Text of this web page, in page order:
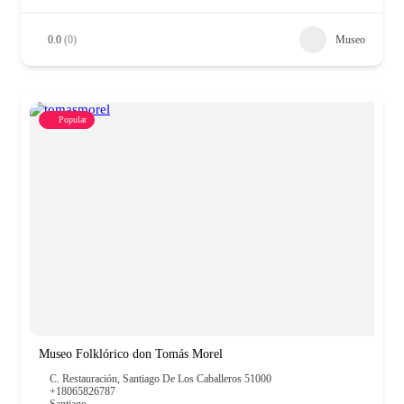
0.0 (0) Museo
Popular
Museo Folklórico don Tomás Morel
C. Restauración, Santiago De Los Caballeros 51000
+18065826787